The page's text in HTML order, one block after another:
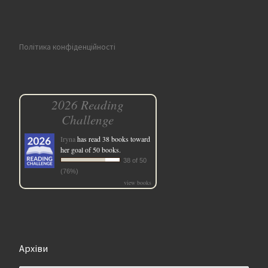
Політика конфіденційності
2026 Reading
Challenge
Irynahas read 38 books toward
her goal of 50 books.
38 of 50
(76%)
view books
Архіви